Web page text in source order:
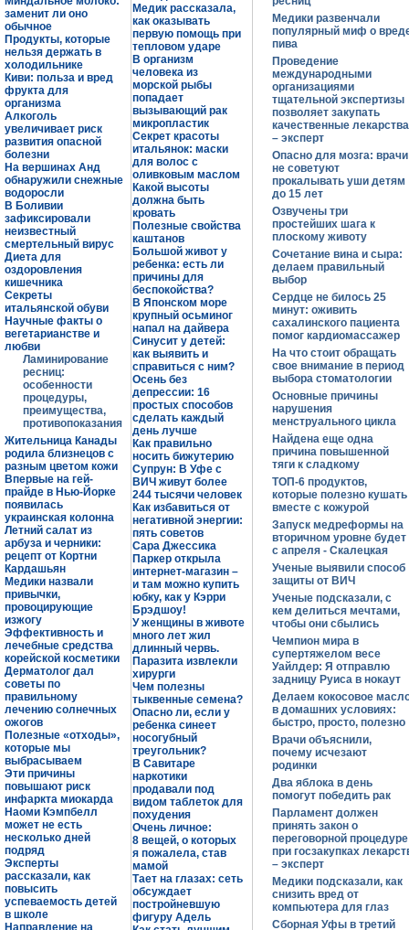
Медики развенчали
популярный миф о
пива
Проведение
международными
организациями
тщательной экспертизы
позволяет закупать
качественные лекарства
– эксперт
Опасно для мозга: врачи
не советуют
прокалывать уши детям
до 15 лет
Озвучены три
простейших шага к
плоскому животу
Сочетание вина и сыра:
делаем правильный
выбор
Сердце не билось 25
минут: оживить
сахалинского пациента
помог кардиомассажер
На что стоит обращать
свое внимание в период
выбора стоматологии
Основные причины
нарушения
менструального цикла
Найдена еще одна
причина повышенной
тяги к сладкому
ТОП-6 продуктов,
которые полезно кушать
вместе с кожурой
Запуск медреформы на
вторичном уровне будет
с апреля - Скалецкая
Ученые выявили способ
защиты от ВИЧ
Ученые подсказали, с
кем делиться мечтами,
чтобы они сбылись
Чемпион мира в
супертяжелом весе
Уайлдер: Я отправлю
задницу Руиса в нокаут
Делаем кокосовое
в домашних условиях:
быстро, просто, полезно
Врачи объяснили,
почему исчезают
родинки
Два яблока в день
помогут победить рак
Парламент должен
принять закон о
переговорной процедуре
при госзакупках
– эксперт
Медики подсказали, как
снизить вред от
компьютера для глаз
Сборная Уфы в третий
заменит ли оно
обычное
Продукты, которые
нельзя держать в
холодильнике
Киви: польза и вред
фрукта для
организма
Алкоголь
увеличивает риск
развития опасной
болезни
На вершинах Анд
обнаружили снежные
водоросли
В Боливии
зафиксировали
неизвестный
смертельный вирус
Диета для
оздоровления
кишечника
Секреты
итальянской обуви
Научные факты о
вегетарианстве и
любви
Ламинирование
ресниц:
особенности
процедуры,
преимущества,
противопоказания
Жительница Канады
родила близнецов с
разным цветом кожи
Впервые на гей-
прайде в Нью-Йорке
появилась
украинская колонна
Летний салат из
арбуза и черники:
рецепт от Кортни
Кардашьян
Медики назвали
привычки,
провоцирующие
изжогу
Эффективность и
лечебные средства
корейской косметики
Дерматолог дал
советы по
правильному
лечению солнечных
ожогов
Полезные «отходы»,
которые мы
выбрасываем
Эти причины
повышают риск
инфаркта миокарда
Наоми Кэмпбелл
может не есть
несколько дней
подряд
Эксперты
рассказали, как
повысить
успеваемость детей
в школе
Направление на
Медик рассказала,
как оказывать
первую помощь при
тепловом ударе
В организм
человека из
морской рыбы
попадает
вызывающий рак
микропластик
Секрет красоты
итальянок: маски
для волос с
оливковым маслом
Какой высоты
должна быть
кровать
Полезные свойства
каштанов
Большой живот у
ребенка: есть ли
причины для
беспокойства?
В Японском море
крупный осьминог
напал на дайвера
Синусит у детей:
как выявить и
справиться с ним?
Осень без
депрессии: 16
простых способов
сделать каждый
день лучше
Как правильно
носить бижутерию
Супрун: В Уфе с
ВИЧ живут более
244 тысячи человек
Как избавиться от
негативной энергии:
пять советов
Сара Джессика
Паркер открыла
интернет-магазин –
и там можно купить
юбку, как у Кэрри
Брэдшоу!
У женщины в животе
много лет жил
длинный червь.
Паразита извлекли
хирурги
Чем полезны
тыквенные семена?
Опасно ли, если у
ребенка синеет
носогубный
треугольник?
В Савитаре
наркотики
продавали под
видом таблеток для
похудения
Очень личное:
8 вещей, о которых
я пожалела, став
мамой
Тает на глазах: сеть
обсуждает
постройневшую
фигуру Адель